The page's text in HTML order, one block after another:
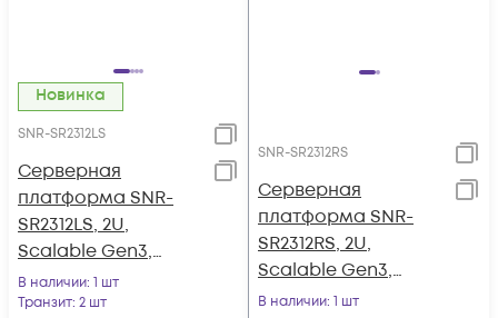
Новинка
SNR-SR2312LS
Серверная
платформа SNR-
SR2312LS, 2U,
Scalable Gen3,
DDR4, 12xHDD,
резервируемый БП
В наличии: 1 шт
Транзит: 2 шт
SNR-SR2312RS
Серверная
платформа SNR-
SR2312RS, 2U,
Scalable Gen3,
DDR4, 12xHDD,
В наличии: 1 шт